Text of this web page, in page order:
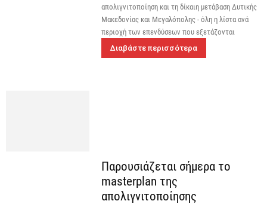
απολιγνιτοποίηση και τη δίκαιη μετάβαση Δυτικής
Μακεδονίας και Μεγαλόπολης - όλη η λίστα ανά
περιοχή των επενδύσεων που εξετάζονται
Διαβάστε περισσότερα
Παρουσιάζεται σήμερα το
masterplan της
απολιγνιτοποίησης